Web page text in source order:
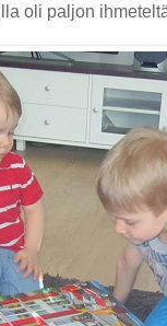
oli paljon